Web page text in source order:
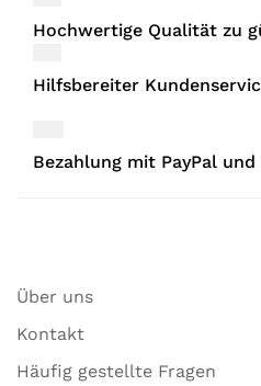
Hochwertige Qualität zu
Hilfsbereiter
Bezahlung mit PayPal
Über uns
Kontakt
Häufig gestellte Fragen